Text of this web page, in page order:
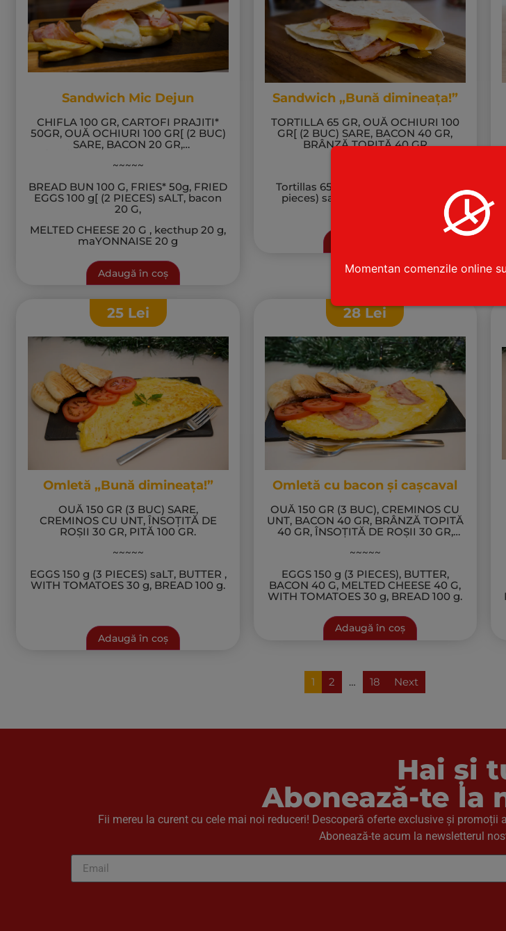
Sandwich Mic Dejun
CHIFLA 100 GR, CARTOFI PRAJITI*
50GR, OUĂ OCHIURI 100 GR[ (2 BUC)
SARE, BACON 20 GR,
GR, MAIONEZA 20 GR
~~~~~
BREAD BUN 100 G, FRIES* 50g, FRIED
EGGS 100 g[ (2 PIECES) sALT, bacon
20 G,
MELTED CHEESE 20 G , kecthup 20 g,
maYONNAISE 20 g
Adaugă în coș
Sandwich „Bună dimineața!”
TORTILLA 65 GR, OUĂ OCHIURI 100
GR[ (2 BUC) SARE, BACON 40 GR,
BRÂNZĂ TOPITĂ 40 GR
Tortillas 65 GR, fried eggs 100 g[ (2
pieces) salt, bacon 40 G, melted
25 Lei
Omletă „Bună dimineața!”
OUĂ 150 GR (3 BUC) SARE,
CREMINOS CU UNT, ÎNSOȚITĂ DE
ROȘII 30 GR, PITĂ 100 GR.
~~~~~
EGGS 150 g (3 PIECES) saLT, BUTTER ,
WITH TOMATOES 30 g, BREAD 100 g.
Adaugă în coș
28 Lei
Omletă cu bacon și cașcaval
OUĂ 150 GR (3 BUC), CREMINOS CU
UNT, BACON 40 GR, BRÂNZĂ TOPITĂ
40 GR, ÎNSOȚITĂ DE ROȘII 30 GR,
~~~~~
EGGS 150 g (3 PIECES), BUTTER,
BACON 40 G, MELTED CHEESE 40 G,
WITH TOMATOES 30 g, BREAD 100 g.
Adaugă în coș
1 2 … 18 Next
Hai și
Abonează-te la
Fii mereu la curent cu cele mai noi reduceri! Descoperă oferte exclusive și
Abonează-te acum la newsletterul
Momentan comenzile online